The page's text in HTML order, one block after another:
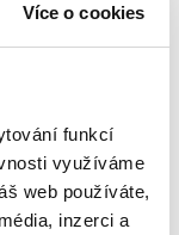
Více o cookies
funkcí
využíváme
web používáte,
inzerci a